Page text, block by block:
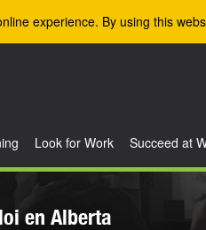
experience. By using this
Look for Work Succeed at
en Alberta